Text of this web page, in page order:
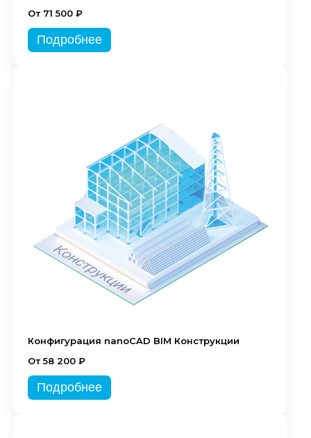
От 71 500 ₽
Подробнее
Конфигурация nanoCAD BIM Конструкции
От 58 200 ₽
Подробнее